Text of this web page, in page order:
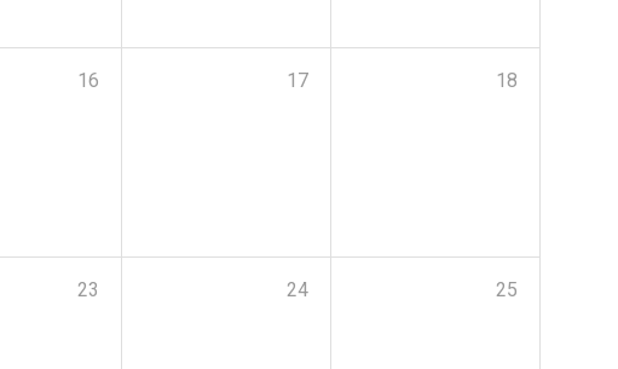
16 17 18
23 24 25